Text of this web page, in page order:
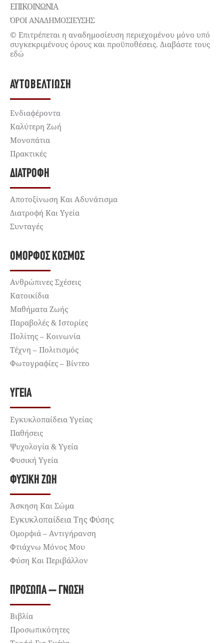
ΕΠΙΚΟΙΝΩΝΊΑ
ΌΡΟΙ ΑΝΑΔΗΜΟΣΙΕΥΣΗΣ
© Επιτρέπεται η αναδημοσίευση περιεχομένου μόνο υπό
συγκεκριμένους όρους και προϋποθέσεις. Διαβάστε τους
εδώ
ΑΥΤΟΒΕΛΤΊΩΣΗ
Ενδιαφέροντα
Καλύτερη Ζωή
Μονοπάτια
Πρακτικές
ΔΙΑΤΡΟΦΉ
Αποτοξίνωση Και Αδυνάτισμα
Διατροφή Και Υγεία
Συνταγές
ΌΜΟΡΦΟΣ ΚΌΣΜΟΣ
Ανθρώπινες Σχέσεις
Κατοικίδια
Μαθήματα Ζωής
Παραβολές & Ιστορίες
Πολίτης – Κοινωνία
Τέχνη – Πολιτισμός
Φωτογραφίες – Βίντεο
ΥΓΕΊΑ
Εγκυκλοπαίδεια Υγείας
Παθήσεις
Ψυχολογία & Υγεία
Φυσική Υγεία
ΦΥΣΙΚΉ ΖΩΉ
Άσκηση Και Σώμα
Εγκυκλοπαίδεια Της Φύσης
Ομορφιά – Αντιγήρανση
Φτιάχνω Μόνος Μου
Φύση Και Περιβάλλον
ΠΡΌΣΩΠΑ – ΓΝΏΣΗ
Βιβλία
Προσωπικότητες